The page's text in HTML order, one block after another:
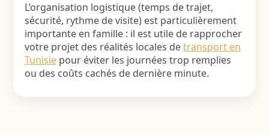
L’organisation logistique (temps de trajet,
sécurité, rythme de visite) est particulièrement
importante en famille : il est utile de rapprocher
votre projet des réalités locales detransport en
Tunisiepour éviter les journées trop remplies
ou des coûts cachés de dernière minute.